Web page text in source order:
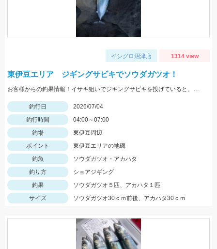
イシグロ沼津店 1314 view
東伊豆エリア ジギングサビキでソウダガツオ！
お客様からの釣果情報！イサキ狙いでジギングサビキを投げていると、ソウダガツオの群れが回遊し５連発したそうです。ワームでアカハタもキャッチ！
釣行日
2026/07/04
釣行時間
04:00～07:00
釣場
東伊豆周辺
ポイント
東伊豆エリアの地磯
釣魚
ソウダガツオ・アカハタ
釣り方
ショアジギング
釣果
ソウダガツオ５匹、アカハタ１匹
サイズ
ソウダガツオ30ｃｍ前後、アカハタ30ｃｍ